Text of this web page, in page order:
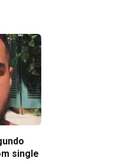
single